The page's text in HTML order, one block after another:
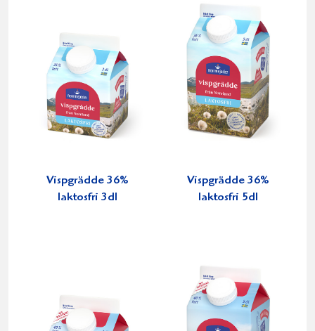
Vispgrädde 36%
laktosfri 3dl
Vispgrädde 36%
laktosfri 5dl